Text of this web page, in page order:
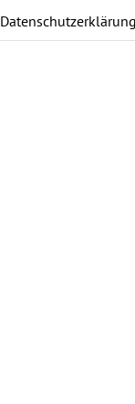
Datenschutzerklärung